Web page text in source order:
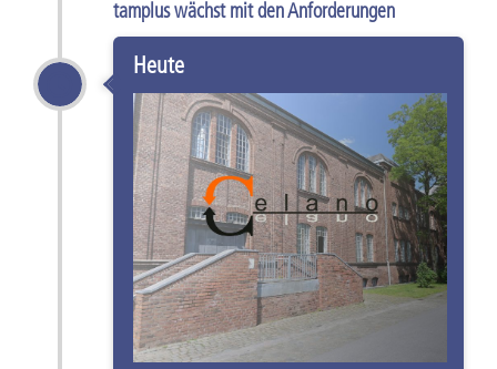
tamplus wächst mit den Anforderungen
Heute